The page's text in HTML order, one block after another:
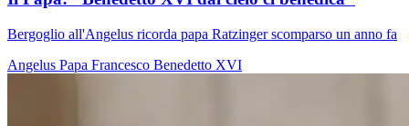
Bergoglio all'Angelus ricorda papa Ratzinger scomparso un anno fa
Angelus Papa Francesco Benedetto XVI